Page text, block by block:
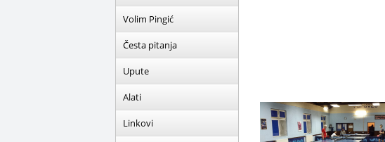
Volim Pingić
Česta pitanja
Upute
Alati
Linkovi